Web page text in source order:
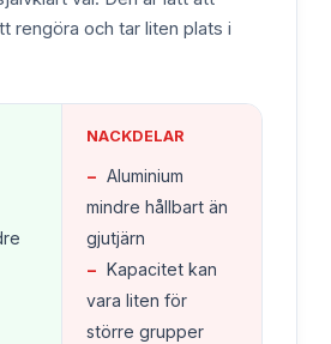
rengöra och tar liten plats i
NACKDELAR
− Aluminium
mindre hållbart än
gjutjärn
− Kapacitet kan
vara liten för
större grupper